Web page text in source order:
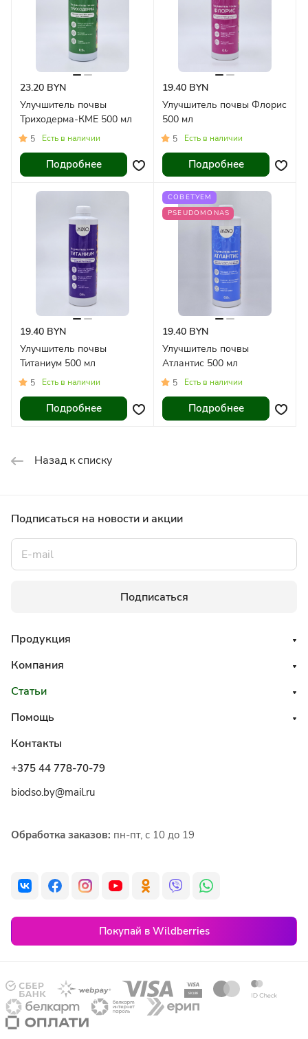
23.20 BYN
Улучшитель почвы
Триходерма-КМЕ 500 мл
5 Есть в наличии
Подробнее
19.40 BYN
Улучшитель почвы Флорис
500 мл
5 Есть в наличии
Подробнее
19.40 BYN
Улучшитель почвы
Титаниум 500 мл
5 Есть в наличии
Подробнее
СОВЕТУЕМ
PSEUDOMONAS
19.40 BYN
Улучшитель почвы
Атлантис 500 мл
5 Есть в наличии
Подробнее
Назад к списку
Подписаться на новости и акции
Подписаться
Продукция
Компания
Статьи
Помощь
Контакты
+375 44 778-70-79
biodso.by@mail.ru
Обработка заказов: пн-пт, с 10 до 19
Покупай в Wildberries